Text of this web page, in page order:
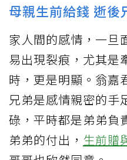
母親生前給錢 逝後
家人間的感情，一旦
易出現裂痕，尤其是
時，更是明顯。翁嘉
兄弟是感情親密的手
碌，平時都是弟弟負
弟弟的付出， 生前贈